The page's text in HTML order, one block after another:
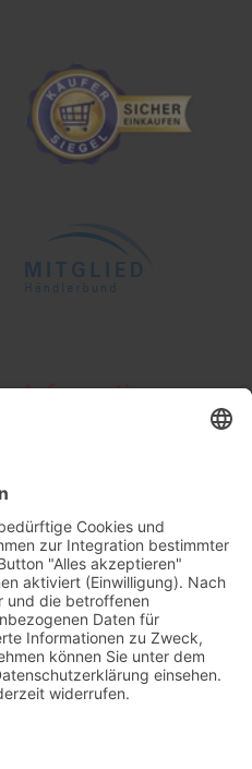
Informationen
Zahlung und Versand
Widerrufsformular
Kundenstimmen
Social Media